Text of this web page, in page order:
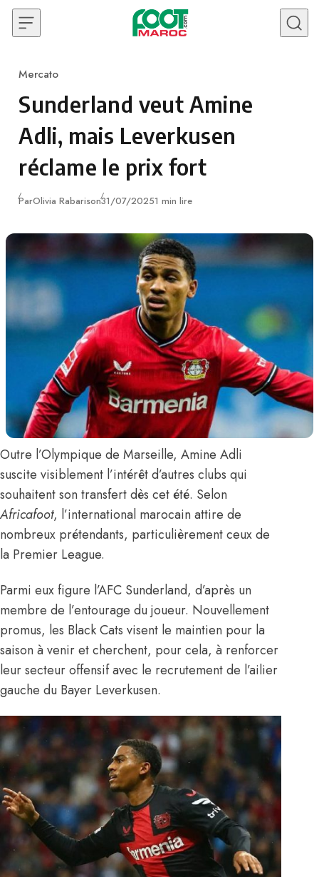
Skip to content
Category
Mercato
Sunderland veut Amine
Adli, mais Leverkusen
réclame le prix fort
ParOlivia RabarisonPublié
31/07/20251 min lire
Outre l’Olympique de Marseille, Amine Adli
suscite visiblement l’intérêt d’autres clubs qui
souhaitent son transfert dès cet été. Selon
Africafoot, l’international marocain attire de
nombreux prétendants, particulièrement ceux de
la Premier League.
Parmi eux figure l’AFC Sunderland, d’après un
membre de l’entourage du joueur. Nouvellement
promus, les Black Cats visent le maintien pour la
saison à venir et cherchent, pour cela, à renforcer
leur secteur offensif avec le recrutement de l’ailier
gauche du Bayer Leverkusen.